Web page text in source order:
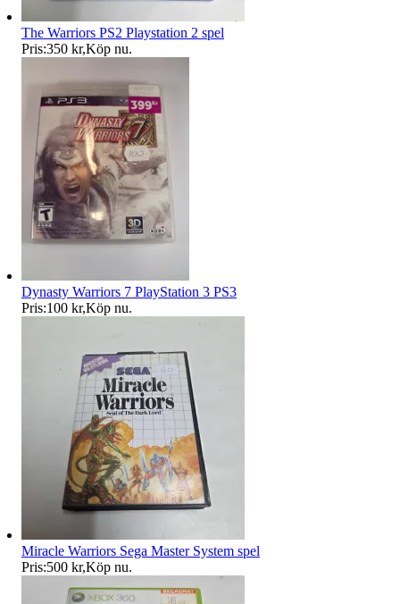
The Warriors PS2 Playstation 2 spel
Pris:350 kr,Köp nu.
Dynasty Warriors 7 PlayStation 3 PS3
Pris:100 kr,Köp nu.
Miracle Warriors Sega Master System spel
Pris:500 kr,Köp nu.